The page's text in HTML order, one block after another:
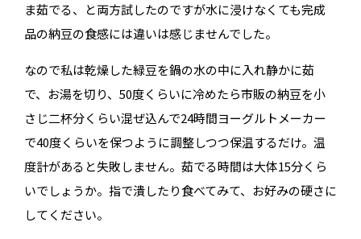
ま茹でる、と両方試したのですが水に浸けなくても完成
品の納豆の食感には違いは感じませんでした。
なので私は乾燥した緑豆を鍋の水の中に入れ静かに茹
で、お湯を切り、50度くらいに冷めたら市販の納豆を小
さじ二杯分くらい混ぜ込んで24時間ヨーグルトメーカー
で40度くらいを保つように調整しつつ保温するだけ。温
度計があると失敗しません。茹でる時間は大体15分くら
いでしょうか。指で潰したり食べてみて、お好みの硬さに
してください。